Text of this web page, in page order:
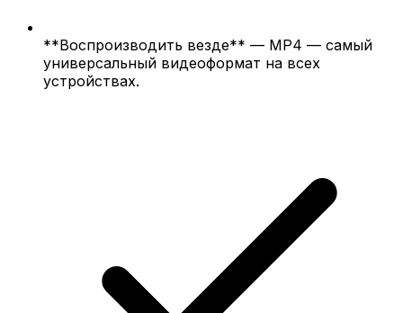
**Воспроизводить везде** — MP4 — самый
универсальный видеоформат на всех
устройствах.